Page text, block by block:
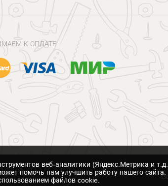
К ОПЛАТЕ
веб-аналитики (Яндекс.Метрика и
помочь нам улучшить работу нашего сайта.
файлов cookie.